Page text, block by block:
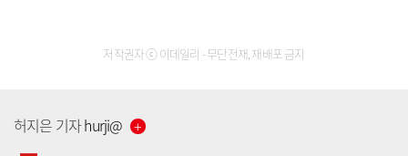
저작권자 ⓒ 이데일리 - 무단전재, 재배포 금지
허지은 기자hurji@